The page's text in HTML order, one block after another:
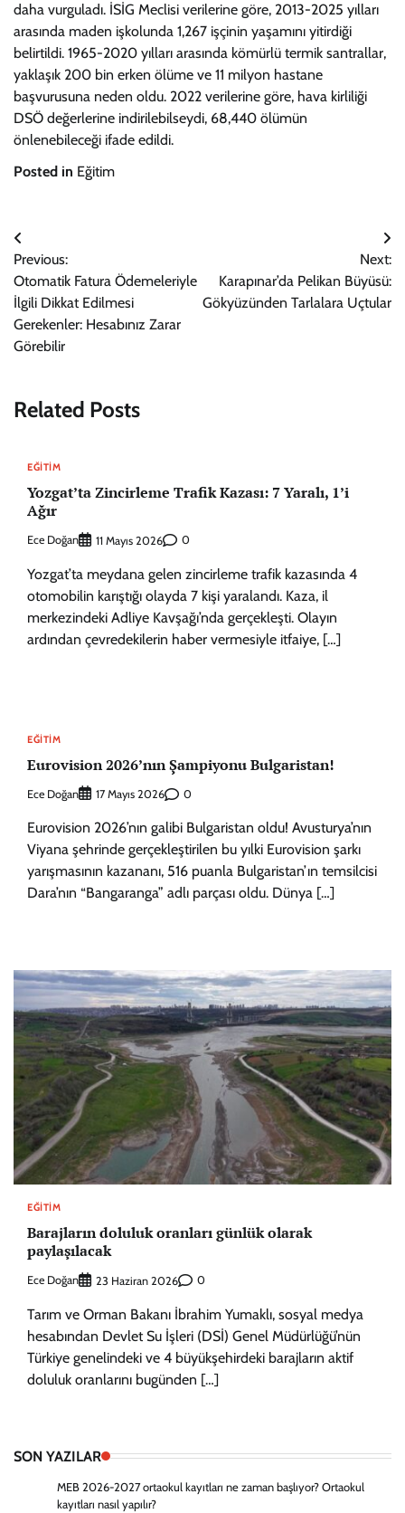
daha vurguladı. İSİG Meclisi verilerine göre, 2013-2025 yılları
arasında maden işkolunda 1,267 işçinin yaşamını yitirdiği
belirtildi. 1965-2020 yılları arasında kömürlü termik santrallar,
yaklaşık 200 bin erken ölüme ve 11 milyon hastane
başvurusuna neden oldu. 2022 verilerine göre, hava kirliliği
DSÖ değerlerine indirilebilseydi, 68,440 ölümün
önlenebileceği ifade edildi.
Posted in Eğitim
Yazı
gezinmesi
Previous:
Otomatik Fatura Ödemeleriyle
İlgili Dikkat Edilmesi
Gerekenler: Hesabınız Zarar
Görebilir
Next:
Karapınar’da Pelikan Büyüsü:
Gökyüzünden Tarlalara Uçtular
Related Posts
EĞITIM
Yozgat’ta Zincirleme Trafik Kazası: 7 Yaralı, 1’i
Ağır
Ece Doğan 11 Mayıs 2026 0
Yozgat’ta meydana gelen zincirleme trafik kazasında 4
otomobilin karıştığı olayda 7 kişi yaralandı. Kaza, il
merkezindeki Adliye Kavşağı’nda gerçekleşti. Olayın
ardından çevredekilerin haber vermesiyle itfaiye, […]
EĞITIM
Eurovision 2026’nın Şampiyonu Bulgaristan!
Ece Doğan 17 Mayıs 2026 0
Eurovision 2026’nın galibi Bulgaristan oldu! Avusturya’nın
Viyana şehrinde gerçekleştirilen bu yılki Eurovision şarkı
yarışmasının kazananı, 516 puanla Bulgaristan’ın temsilcisi
Dara’nın “Bangaranga” adlı parçası oldu. Dünya […]
EĞITIM
Barajların doluluk oranları günlük olarak
paylaşılacak
Ece Doğan 23 Haziran 2026 0
Tarım ve Orman Bakanı İbrahim Yumaklı, sosyal medya
hesabından Devlet Su İşleri (DSİ) Genel Müdürlüğü’nün
Türkiye genelindeki ve 4 büyükşehirdeki barajların aktif
doluluk oranlarını bugünden […]
SON YAZILAR
MEB 2026-2027 ortaokul kayıtları ne zaman başlıyor? Ortaokul
kayıtları nasıl yapılır?